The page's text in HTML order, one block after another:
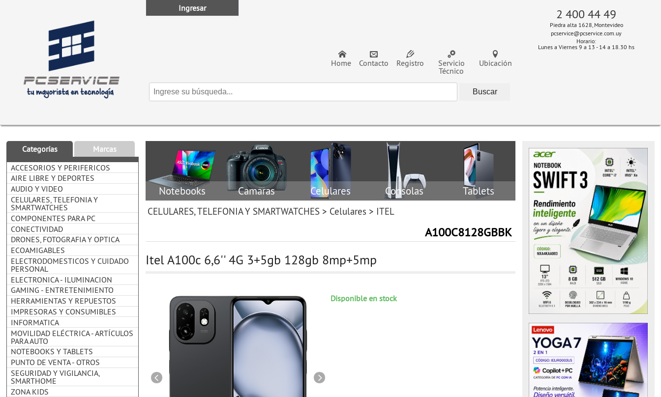
Ubicación
Servicio
Técnico
Registro
Contacto
Home
Ingresar 2 400 44 49
Piedra alta 1628, Montevideo
pcservice@pcservice.com.uy
Horario:
Lunes a Viernes 9 a 13 - 14 a 18.30 hs
Categorías
Marcas
ACCESORIOS Y PERIFERICOS
AIRE LIBRE Y DEPORTES
AUDIO Y VIDEO
CELULARES, TELEFONIA Y
SMARTWATCHES
COMPONENTES PARA PC
CONECTIVIDAD
DRONES, FOTOGRAFIA Y OPTICA
ECOAMIGABLES
ELECTRODOMESTICOS Y CUIDADO
PERSONAL
ELECTRONICA - ILUMINACION
GAMING - ENTRETENIMIENTO
HERRAMIENTAS Y REPUESTOS
IMPRESORAS Y CONSUMIBLES
INFORMATICA
MOVILIDAD ELÉCTRICA - ARTÍCULOS
PARA AUTO
NOTEBOOKS Y TABLETS
PUNTO DE VENTA - OTROS
SEGURIDAD Y VIGILANCIA,
SMARTHOME
ZONA KIDS
Notebooks Camaras Celulares Consolas Tablets
CELULARES, TELEFONIA Y SMARTWATCHES > Celulares > ITEL
A100C8128GBBK
Itel A100c 6,6'' 4G 3+5gb 128gb 8mp+5mp
Disponible en stock